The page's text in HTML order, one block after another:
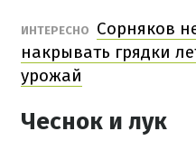
ИНТЕРЕСНО
Сорняков
накрывать грядки
урожай
Чеснок и лук